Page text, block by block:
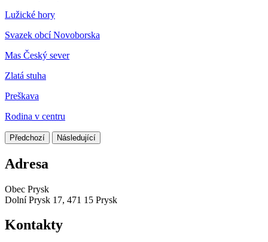
Lužické hory
Svazek obcí Novoborska
Mas Český sever
Zlatá stuha
Preškava
Rodina v centru
Předchozí Následující
Adresa
Obec Prysk
Dolní Prysk 17, 471 15 Prysk
Kontakty